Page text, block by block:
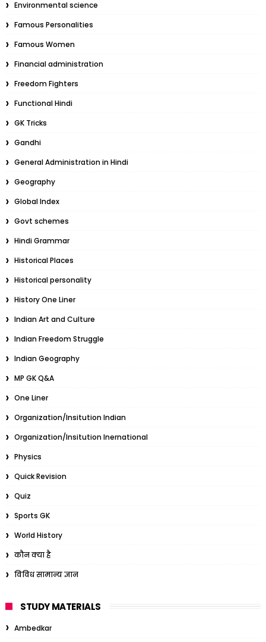
Environmental science
Famous Personalities
Famous Women
Financial administration
Freedom Fighters
Functional Hindi
GK Tricks
Gandhi
General Administration in Hindi
Geography
Global Index
Govt schemes
Hindi Grammar
Historical Places
Historical personality
History One Liner
Indian Art and Culture
Indian Freedom Struggle
Indian Geography
MP GK Q&A
One Liner
Organization/Insitution Indian
Organization/Insitution Inernational
Physics
Quick Revision
Quiz
Sports GK
World History
कौन क्या है
विविध सामान्य ज्ञान
STUDY MATERIALS
Ambedkar